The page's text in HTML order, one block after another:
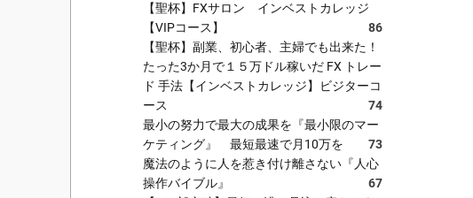
【聖杯】FXサロン インベストカレッジ
【VIPコース】
86
【聖杯】副業、初心者、主婦でも出来た！
たった3か月で１５万ドル稼いだ FX トレー
ド 手法【インベストカレッジ】ビジターコ
ース
74
最小の努力で最大の成果を『最小限のマー
ケティング』 最短最速で月10万を
73
魔法のように人を惹き付け離さない『人心
操作バイブル』
67